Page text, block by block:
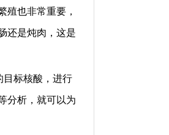
殖也非常重要，
还是炖肉，这是
目标核酸，进行
分析，就可以为